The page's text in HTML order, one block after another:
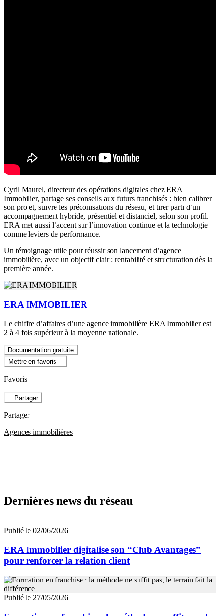
Cyril Maurel, directeur des opérations digitales chez ERA
Immobilier, partage ses conseils aux futurs franchisés : bien calibrer
son projet, suivre les préconisations du réseau, et tirer parti d’un
accompagnement hybride, présentiel et distanciel, selon son profil.
ERA met aussi l’accent sur l’innovation continue et la technologie
comme leviers de performance.
Un témoignage utile pour réussir son lancement d’agence
immobilière, avec un objectif clair : rentabilité et structuration dès la
première année.
ERA IMMOBILIER
Le chiffre d’affaires d’une agence immobilière ERA Immobilier est
2 à 4 fois supérieur à la moyenne nationale.
Documentation gratuite
Mettre en favoris
Favoris
Partager
Partager
Agences immobilières
Dernières news du réseau
Publié le 02/06/2026
ERA Immobilier digitalise son “Club Avantages”
pour renforcer la relation client
Publié le 27/05/2026